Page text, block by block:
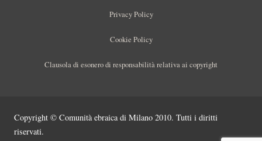
Privacy Policy
Cookie Policy
Clausola di esonero di responsabilità relativa ai copyright
Copyright © Comunità ebraica di Milano 2010. Tutti i diritti
riservati.